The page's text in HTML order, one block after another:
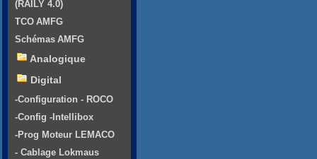
(RAILY 4.0)
TCO AMFG
Schémas AMFG
Analogique
Digital
-Configuration - ROCO
-Config -Intellibox
-Prog Moteur LEMACO
- Cablage Lokmaus